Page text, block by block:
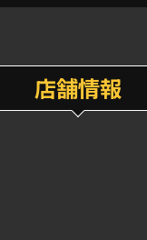
店舗情報